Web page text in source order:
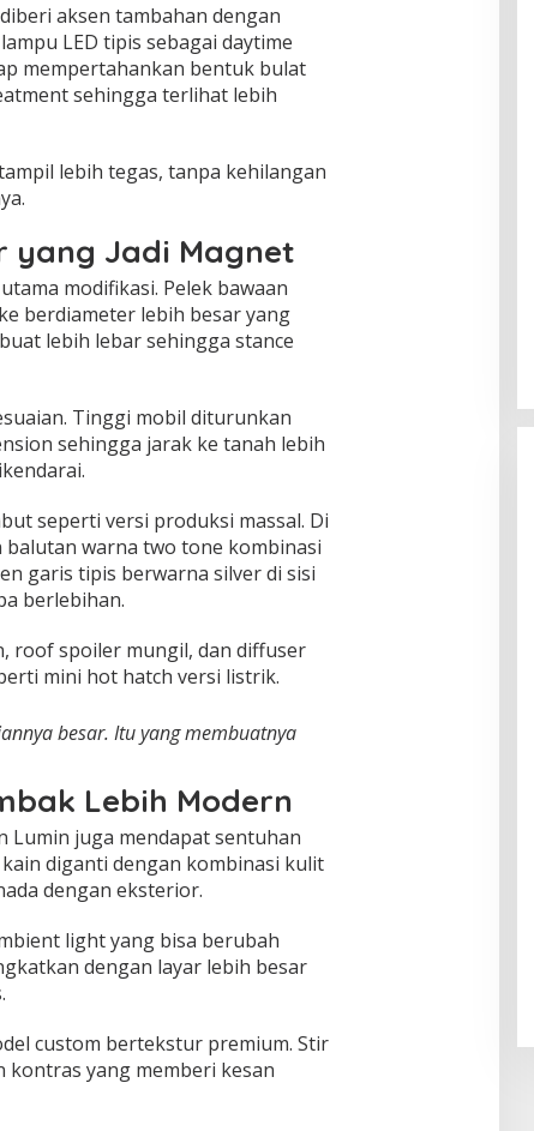
aksen tambahan dengan
LED tipis sebagai daytime
mempertahankan bentuk bulat
sehingga terlihat lebih
lebih tegas, tanpa kehilangan
yang Jadi Magnet
modifikasi. Pelek bawaan
berdiameter lebih besar yang
lebih lebar sehingga stance
Tinggi mobil diturunkan
sehingga jarak ke tanah lebih
seperti versi produksi massal. Di
balutan warna two tone kombinasi
garis tipis berwarna silver di sisi
berlebihan.
roof spoiler mungil, dan diffuser
mini hot hatch versi listrik.
besar. Itu yang membuatnya
Lebih Modern
Lumin juga mendapat sentuhan
diganti dengan kombinasi kulit
dengan eksterior.
light yang bisa berubah
dengan layar lebih besar
custom bertekstur premium. Stir
yang memberi kesan